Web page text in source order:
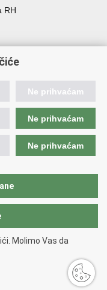
RH
Ne prihvaćam
Ne prihvaćam
Ne prihvaćam
Molimo Vas da